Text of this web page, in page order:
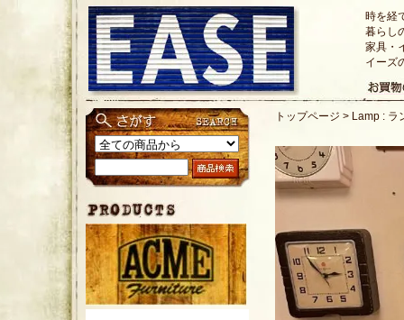
時を経
暮らし
家具・
イーズ
トップページ > Lamp : ラ